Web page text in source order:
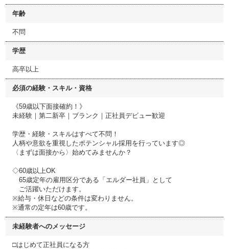
年齢
不問
学歴
高卒以上
必須の経験・スキル・資格
《59歳以下面接確約！》
未経験｜第二新卒｜ブランク｜正社員デビュー歓迎
学歴・経験・スキルはすべて不問！
人柄や意欲を重視したポテンシャル採用を行っています◎
〈まずは面接から〉始めてみませんか？
◇60歳以上OK
65歳定年の雇用区分である「エルダー社員」として
ご活躍いただけます。
※給与・休日などの条件は変わりません。
※通常の定年は60歳です。
未経験者へのメッセージ
□はじめて正社員になる方